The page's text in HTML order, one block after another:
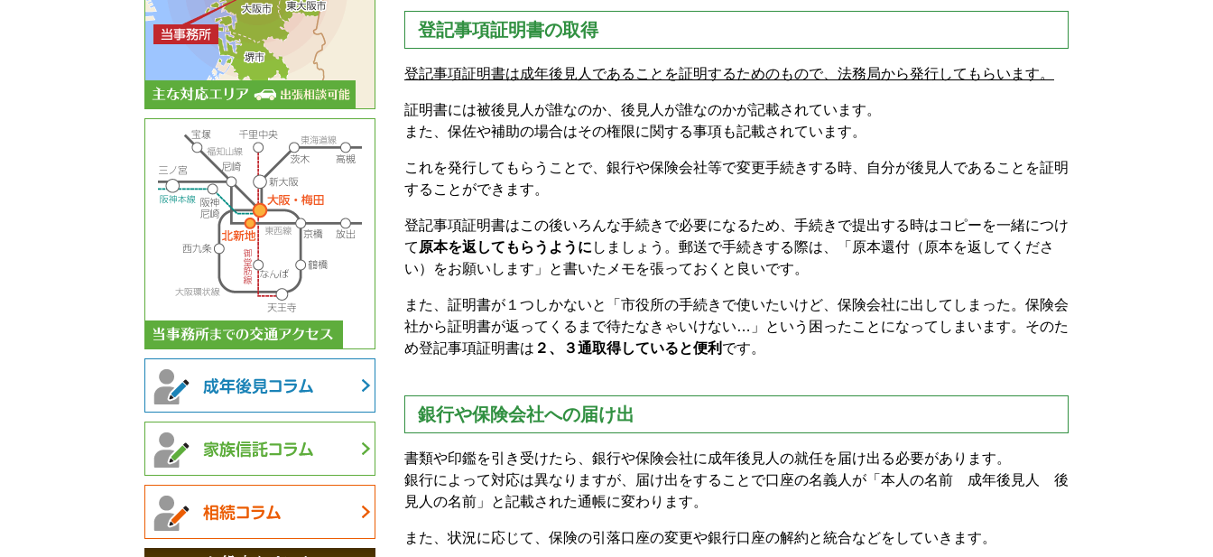
登記事項証明書の取得
登記事項証明書は成年後見人であることを証明するためのもので、法務局から発行してもらいます。
証明書には被後見人が誰なのか、後見人が誰なのかが記載されています。
また、保佐や補助の場合はその権限に関する事項も記載されています。
これを発行してもらうことで、銀行や保険会社等で変更手続きする時、自分が後見人であることを証明
することができます。
登記事項証明書はこの後いろんな手続きで必要になるため、手続きで提出する時はコピーを一緒につけ
て 原本を返してもらうように しましょう。郵送で手続きする際は、「原本還付（原本を返してくださ
い）をお願いします」と書いたメモを張っておくと良いです。
また、証明書が１つしかないと「市役所の手続きで使いたいけど、保険会社に出してしまった。保険会
社から証明書が返ってくるまで待たなきゃいけない…」という困ったことになってしまいます。そのた
め登記事項証明書は ２、３通取得していると便利 です。
銀行や保険会社への届け出
書類や印鑑を引き受けたら、銀行や保険会社に成年後見人の就任を届け出る必要があります。
銀行によって対応は異なりますが、届け出をすることで口座の名義人が「本人の名前 成年後見人 後
見人の名前」と記載された通帳に変わります。
また、状況に応じて、保険の引落口座の変更や銀行口座の解約と統合などをしていきます。